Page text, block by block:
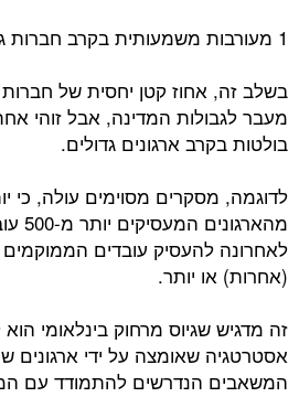
1 מעורבות משמעותית בקרב חברות גדולות יותר:
בשלב זה, אחוז קטן יחסית של חברות
מעבר לגבולות המדינה, אבל זוהי
בולטות בקרב ארגונים גדולים.
לאחרונה להעסיק עובדים
(אחרות) או יותר.
זה מדגיש שגיוס מרחוק בינלאומי
אסטרטגיה שאומצה על ידי ארגונים
המשאבים הנדרשים להתמודד עם